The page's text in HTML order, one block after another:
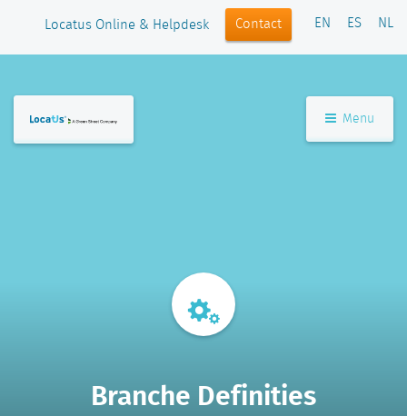
Locatus Online & Helpdesk Contact EN ES NL
Menu
Branche Definities